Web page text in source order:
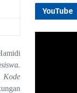
Kode
YouTube